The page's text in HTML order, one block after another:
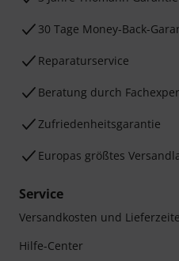
30 Tage Money-Back-
Reparaturservice
Beratung durch
Zufriedenheitsgarantie
Europas größtes
Service
Versandkosten und
Hilfe-Center